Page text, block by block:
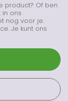
product? Of ben
ons
nog voor je.
Je kunt ons